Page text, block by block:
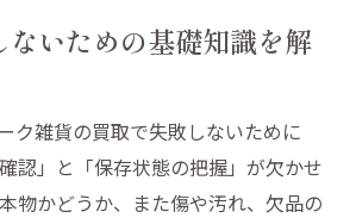
ないための基礎知識を解
ク雑貨の買取で失敗しないために
認」と「保存状態の把握」が欠かせ
物かどうか、また傷や汚れ、欠品の